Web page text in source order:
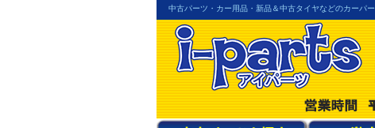
中古パーツ・カー用品・新品＆中古タイヤなどのカーパ